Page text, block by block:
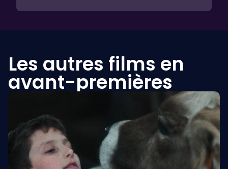
Les autres films en
avant-premières